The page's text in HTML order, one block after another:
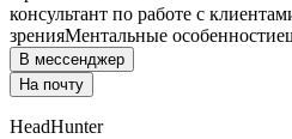
консультант по работе с
зренияМентальные особенности
В мессенджер
На почту
HeadHunter